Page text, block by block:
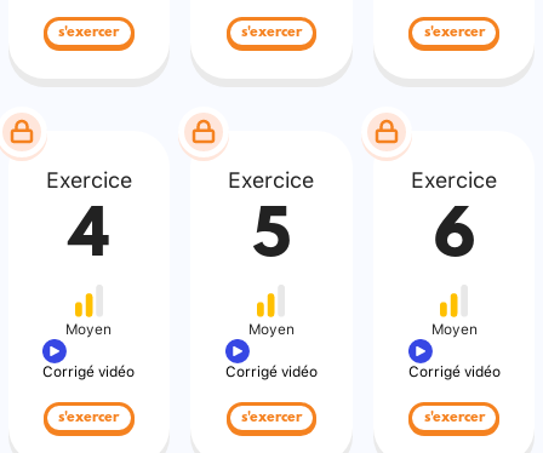
s'exercer s'exercer s'exercer
Exercice
4
Moyen
Corrigé vidéo
s'exercer
Exercice
5
Moyen
Corrigé vidéo
s'exercer
Exercice
6
Moyen
Corrigé vidéo
s'exercer